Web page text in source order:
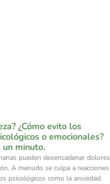
¿Cómo evito los
o emocionales?
minuto.
pueden desencadenar dolores
A menudo se culpa a reacciones
psicológicos como la ansiedad.